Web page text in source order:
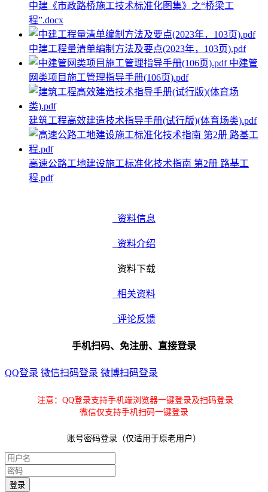
中建《市政路桥施工技术标准化图集》之“桥梁工
程”.docx
中建工程量清单编制方法及要点(2023年，103页).pdf
中建管
网类项目施工管理指导手册(106页).pdf
建筑工程高效建造技术指导手册(试行版)(体育场类).pdf
高速公路工地建设施工标准化技术指南 第2册 路基工
程.pdf
资料信息
资料介绍
资料下载
相关资料
评论反馈
手机扫码、免注册、直接登录
QQ登录 微信扫码登录 微博扫码登录
注意：QQ登录支持手机端浏览器一键登录及扫码登录
微信仅支持手机扫码一键登录
账号密码登录（仅适用于原老用户）